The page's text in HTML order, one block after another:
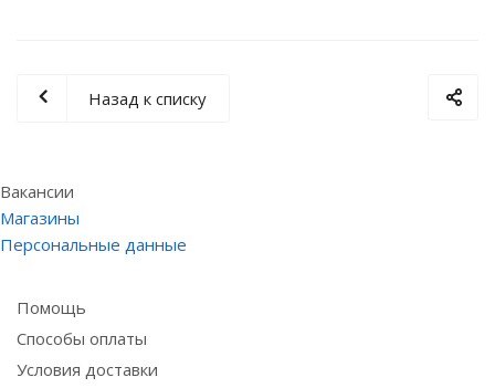
Назад к списку
Вакансии
Магазины
Персональные данные
Помощь
Способы оплаты
Условия доставки